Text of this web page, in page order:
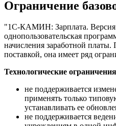
Ограничение
"1C-КАМИН: Зарплата. Версия
однопользовательская
начисления заработной
поставкой, она имеет ряд
Технологические
не поддерживается
применять только
устанавливать ее
не поддерживается